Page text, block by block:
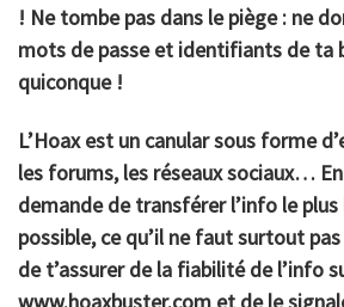
! Ne tombe pas dans le piège : ne
mots de passe et identifiants de ta
quiconque !
L’Hoaxest un canular sous forme
les forums, les réseaux sociaux…
demande de transférer l’info le
possible, ce qu’il ne faut surtout
de t’assurer de la fiabilité de l’info